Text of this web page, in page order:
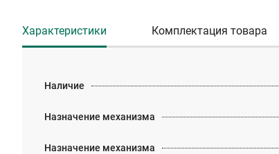
Характеристики Комплектация товара
Наличие
Назначение механизма
Назначение механизма